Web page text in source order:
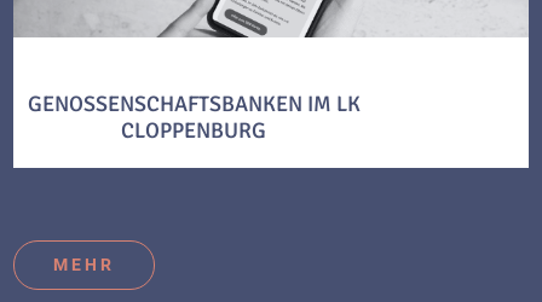
GENOSSENSCHAFTSBANKEN IM LK
CLOPPENBURG
MEHR